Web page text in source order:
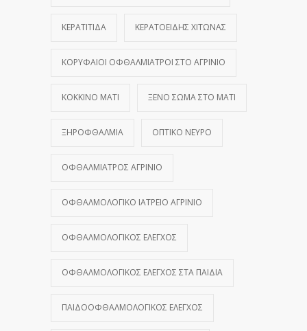
ΚΕΡΑΤΊΤΙΔΑ ΚΕΡΑΤΟΕΙΔΉΣ ΧΙΤΏΝΑΣ
ΚΟΡΥΦΑΊΟΙ ΟΦΘΑΛΜΊΑΤΡΟΙ ΣΤΟ ΑΓΡΊΝΙΟ
ΚΌΚΚΙΝΟ ΜΆΤΙ ΞΈΝΟ ΣΏΜΑ ΣΤΟ ΜΆΤΙ
ΞΗΡΟΦΘΑΛΜΊΑ ΟΠΤΙΚΌ ΝΕΎΡΟ
ΟΦΘΑΛΜΊΑΤΡΟΣ ΑΓΡΊΝΙΟ
ΟΦΘΑΛΜΟΛΟΓΙΚΌ ΙΑΤΡΕΊΟ ΑΓΡΊΝΙΟ
ΟΦΘΑΛΜΟΛΟΓΙΚΌΣ ΈΛΕΓΧΟΣ
ΟΦΘΑΛΜΟΛΟΓΙΚΌΣ ΈΛΕΓΧΟΣ ΣΤΑ ΠΑΙΔΙΆ
ΠΑΙΔΟΟΦΘΑΛΜΟΛΟΓΙΚΌΣ ΈΛΕΓΧΟΣ